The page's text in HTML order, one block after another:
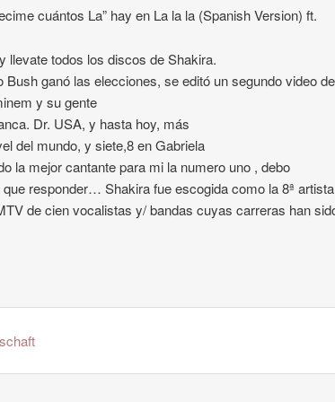
cuántos La” hay en La la la (Spanish Version) ft.
llevate todos los discos de Shakira.
Bush ganó las elecciones, se editó un segundo video de
y su gente
Dr. USA, y hasta hoy, más
del mundo, y siete,8 en Gabriela
la mejor cantante para mi la numero uno , debo
responder… Shakira fue escogida como la 8ª artista
de cien vocalistas y/ bandas cuyas carreras han